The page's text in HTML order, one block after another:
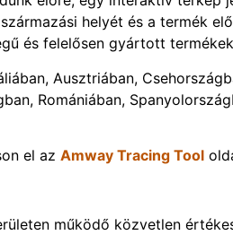
helyét és a termék
és felelősen gyártott
Ausztriában,
Romániában,
el az Amway Tracing Tool
működő közvetlen